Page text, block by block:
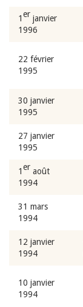
1er janvier
1996
22 février
1995
30 janvier
1995
27 janvier
1995
1er août
1994
31 mars
1994
12 janvier
1994
10 janvier
1994